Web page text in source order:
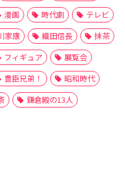
漫画 時代劇
テレビ
家康 織田信長
抹茶
フィギュア
展覧会
豊臣兄弟！
昭和時代
鎌倉殿の13人